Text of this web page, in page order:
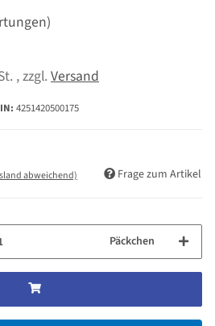
, zzgl.Versand
4251420500175
abweichend) Frage zum Artikel
Päckchen